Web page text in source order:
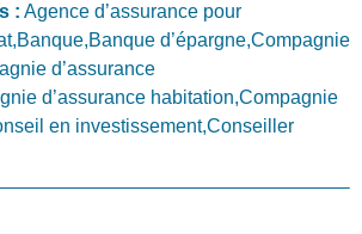
: Agence d’assurance pour
d’épargne,Compagnie
d’assurance
d’assurance habitation,Compagnie
en investissement,Conseiller